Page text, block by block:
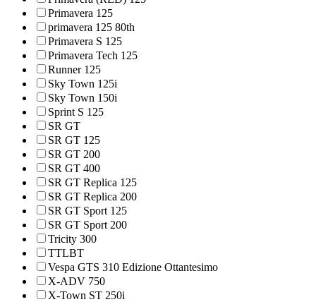
Primavera 125
primavera 125 80th
Primavera S 125
Primavera Tech 125
Runner 125
Sky Town 125i
Sky Town 150i
Sprint S 125
SR GT
SR GT 125
SR GT 200
SR GT 400
SR GT Replica 125
SR GT Replica 200
SR GT Sport 125
SR GT Sport 200
Tricity 300
TTLBT
Vespa GTS 310 Edizione Ottantesimo
X-ADV 750
X-Town ST 250i